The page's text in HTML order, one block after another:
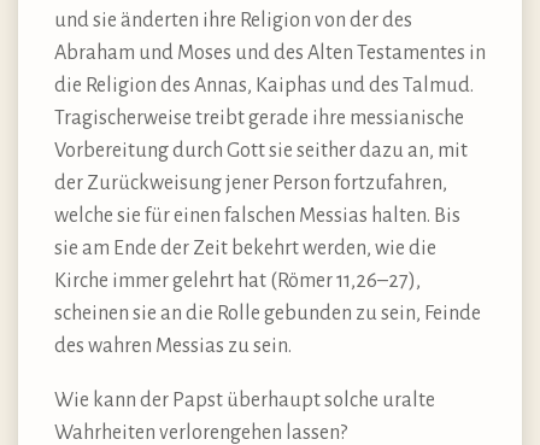
und sie änderten ihre Religion von der des
Abraham und Moses und des Alten Testamentes in
die Religion des Annas, Kaiphas und des Talmud.
Tragischerweise treibt gerade ihre messianische
Vorbereitung durch Gott sie seither dazu an, mit
der Zurückweisung jener Person fortzufahren,
welche sie für einen falschen Messias halten. Bis
sie am Ende der Zeit bekehrt werden, wie die
Kirche immer gelehrt hat (Römer 11,26–27),
scheinen sie an die Rolle gebunden zu sein, Feinde
des wahren Messias zu sein.
Wie kann der Papst überhaupt solche uralte
Wahrheiten verlorengehen lassen?